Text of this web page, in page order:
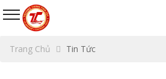
Trang Chủ Tin Tức